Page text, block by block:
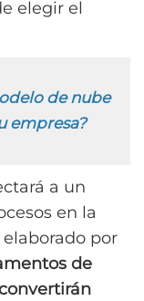
elegir el
de nube
empresa?
a un
en la
por
de